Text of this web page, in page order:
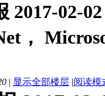
2017-02-
，
| 显示全部楼层 |阅读模